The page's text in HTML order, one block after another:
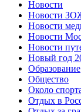
Новости
Новости
Новости
Новости
Новости
Новый год
Образование
Общество
Около
Отдых в